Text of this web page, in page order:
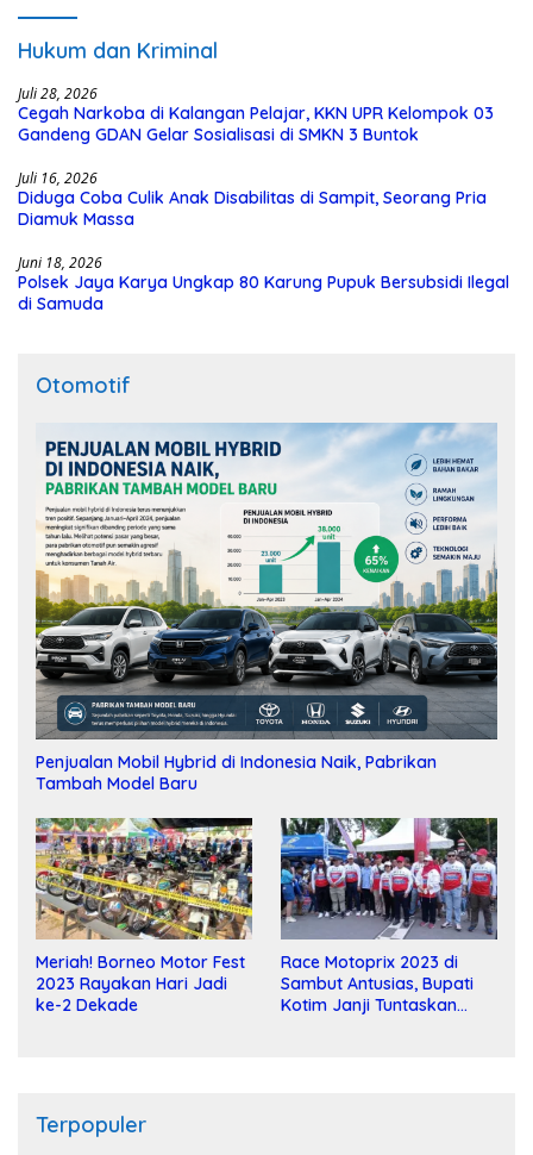
Hukum dan Kriminal
Juli 28, 2026
Cegah Narkoba di Kalangan Pelajar, KKN UPR Kelompok 03
Gandeng GDAN Gelar Sosialisasi di SMKN 3 Buntok
Juli 16, 2026
Diduga Coba Culik Anak Disabilitas di Sampit, Seorang Pria
Diamuk Massa
Juni 18, 2026
Polsek Jaya Karya Ungkap 80 Karung Pupuk Bersubsidi Ilegal
di Samuda
Otomotif
Penjualan Mobil Hybrid di Indonesia Naik, Pabrikan
Tambah Model Baru
Meriah! Borneo Motor Fest
2023 Rayakan Hari Jadi
ke-2 Dekade
Race Motoprix 2023 di
Sambut Antusias, Bupati
Kotim Janji Tuntaskan
Terpopuler